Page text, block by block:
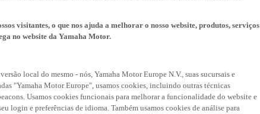
visitantes, o que nos ajuda a melhorar o nosso website, produtos, serviços
no website da Yamaha Motor.
local do mesmo - nós, Yamaha Motor Europe N.V., suas sucursais e
"Yamaha Motor Europe", usamos cookies, incluindo outras técnicas
Usamos cookies funcionais para melhorar a funcionalidade do website e
login e preferências de idioma. Também usamos cookies de análise para